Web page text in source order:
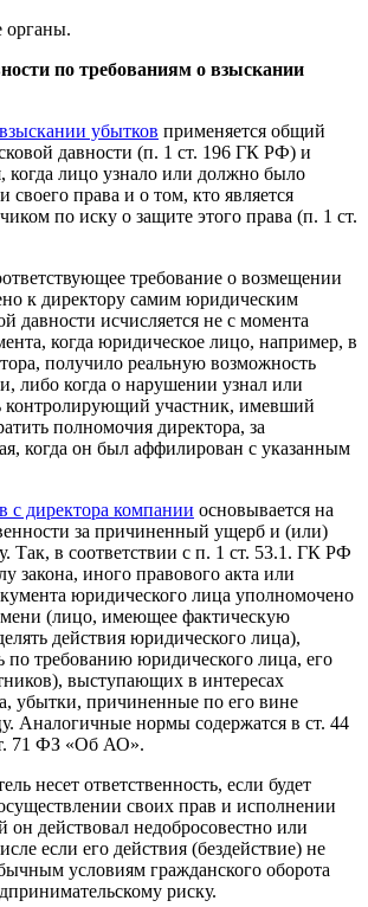
органы.
по требованиям о взыскании
взыскании убытков применяется общий
давности (п. 1 ст. 196 ГК РФ) и
когда лицо узнало или должно было
своего права и о том, кто является
по иску о защите этого права (п. 1 ст.
требование о возмещении
к директору самим юридическим
давности исчисляется не с момента
когда юридическое лицо, например, в
получило реальную возможность
либо когда о нарушении узнал или
контролирующий участник, имевший
полномочия директора, за
когда он был аффилирован с указанным
с директора компании основывается на
за причиненный ущерб и (или)
Так, в соответствии с п. 1 ст. 53.1. ГК РФ
закона, иного правового акта или
юридического лица уполномочено
(лицо, имеющее фактическую
действия юридического лица),
по требованию юридического лица, его
выступающих в интересах
убытки, причиненные по его вине
Аналогичные нормы содержатся в ст. 44
71 ФЗ «Об АО».
несет ответственность, если будет
своих прав и исполнении
он действовал недобросовестно или
если его действия (бездействие) не
условиям гражданского оборота
риску.